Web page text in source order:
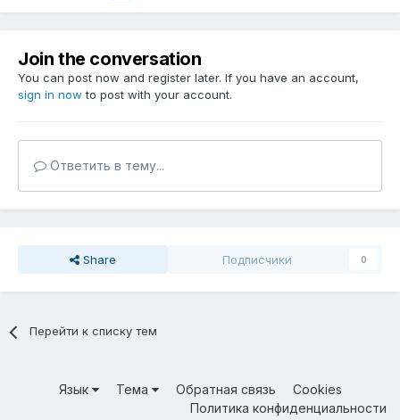
Join the conversation
You can post now and register later. If you have an account,
sign in now to post with your account.
Ответить в тему...
Share Подписчики 0
Перейти к списку тем
Язык Тема Обратная связь
Cookies
Политика конфиденциальности